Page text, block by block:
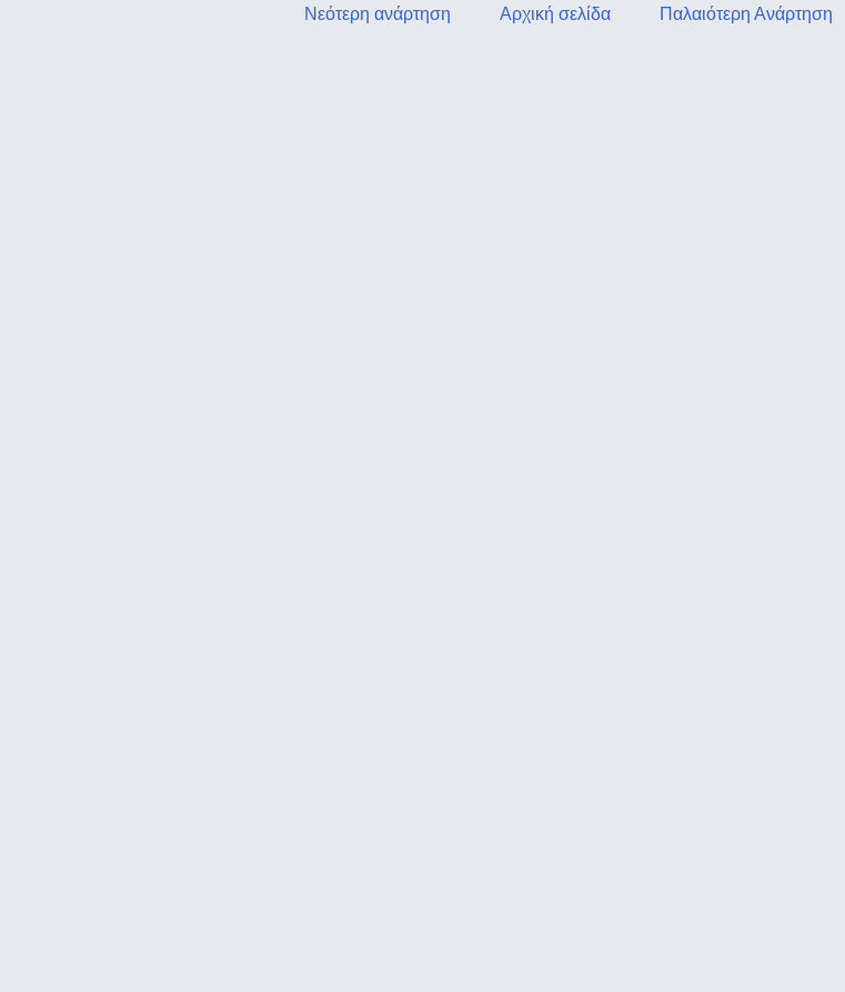
Νεότερη ανάρτηση Παλαιότερη Ανάρτηση
Αρχική σελίδα